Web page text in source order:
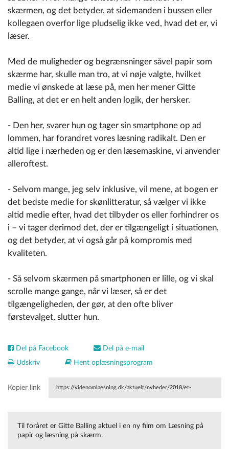
skærmen, og det betyder, at sidemanden i bussen eller
kollegaen overfor lige pludselig ikke ved, hvad det er, vi
læser.
Med de muligheder og begrænsninger såvel papir som
skærme har, skulle man tro, at vi nøje valgte, hvilket
medie vi ønskede at læse på, men her mener Gitte
Balling, at det er en helt anden logik, der hersker.
- Den her, svarer hun og tager sin smartphone op ad
lommen, har forandret vores læsning radikalt. Den er
altid lige i nærheden og er den læsemaskine, vi anvender
alleroftest.
- Selvom mange, jeg selv inklusive, vil mene, at bogen er
det bedste medie for skønlitteratur, så vælger vi ikke
altid medie efter, hvad det tilbyder os eller forhindrer os
i – vi tager derimod det, der er tilgængeligt i situationen,
og det betyder, at vi også går på kompromis med
kvaliteten.
- Så selvom skærmen på smartphonen er lille, og vi skal
scrolle mange gange, når vi læser, så er det
tilgængeligheden, der gør, at den ofte bliver
førstevalget, slutter hun.
Del på Facebook
Del på e-mail
Udskriv
Hent oplæsningsprogram
Kopier link https://videnomlaesning.dk/aktuelt/nyheder/2018/et-
Til foråret er Gitte Balling aktuel i en ny film om Læsning på
papir og læsning på skærm.